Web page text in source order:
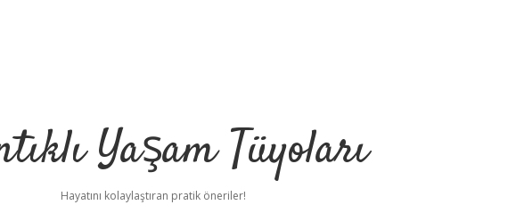
Yaşam Tüyoları
Hayatını kolaylaştıran pratik öneriler!